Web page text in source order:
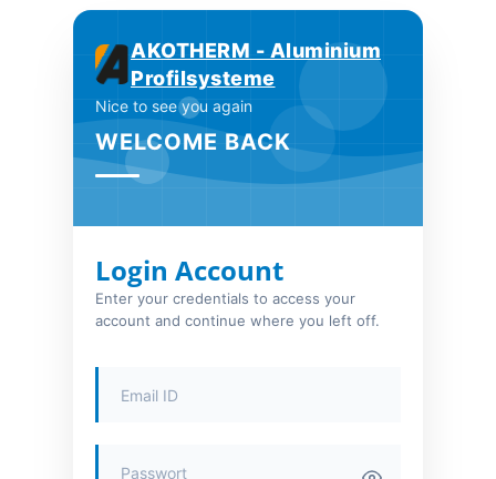
AKOTHERM - Aluminium
Profilsysteme
Nice to see you again
WELCOME BACK
Login Account
Enter your credentials to access your
account and continue where you left off.